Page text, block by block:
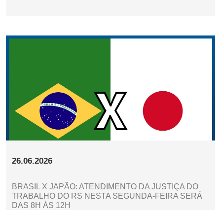
26.06.2026
BRASIL X JAPÃO: ATENDIMENTO DA JUSTIÇA DO
TRABALHO DO RS NESTA SEGUNDA-FEIRA SERÁ
DAS 8H ÀS 12H